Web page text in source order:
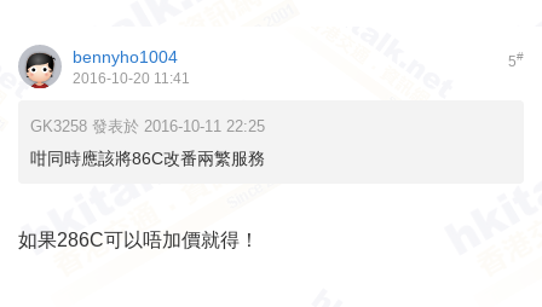
5#
bennyho1004
2016-10-20 11:41
GK3258 發表於 2016-10-11 22:25
咁同時應該將86C改番兩繁服務
如果286C可以唔加價就得！